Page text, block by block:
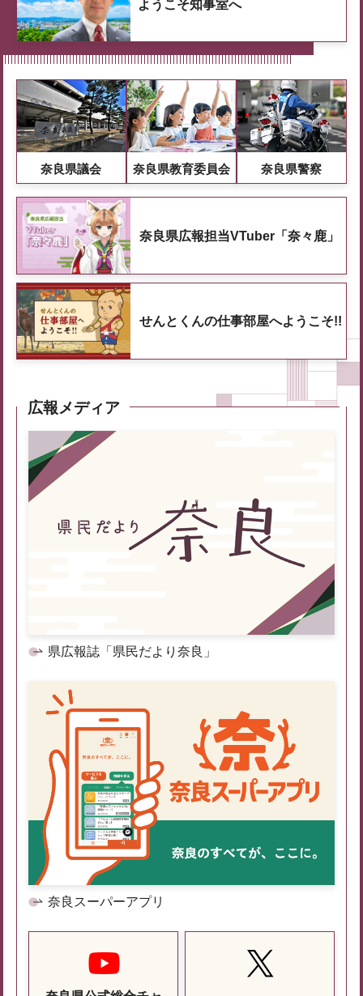
ようこそ知事室へ
奈良県議会 奈良県教育委員会 奈良県警察
奈良県広報担当VTuber「奈々鹿」
せんとくんの仕事部屋へようこそ!!
広報メディア
県広報誌「県民だより奈良」
奈良スーパーアプリ